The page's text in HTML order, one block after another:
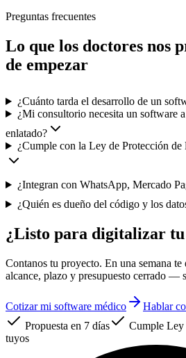
Preguntas frecuentes
Lo que los doctores nos
de empezar
¿Cuánto tarda el desarrollo de un
¿Mi consultorio necesita un software
enlatado?
¿Cumple con la Ley de Protección de
¿Integran con WhatsApp, Mercado
¿Quién es dueño del código y los
¿Listo para digitalizar
Contanos tu proyecto. En una semana
alcance, plazo y presupuesto cerrado —
Cotizar mi software médico
Hablar
Propuesta en 7 días
Cumple Ley
tuyos